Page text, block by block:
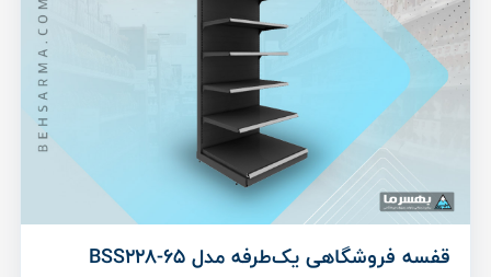
قفسه فروشگاهی یک‌طرفه مدل BSS228-65